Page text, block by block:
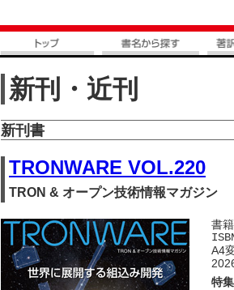
新刊・近刊
新刊書
TRONWARE VOL.220
TRON & オープン技術情報マガジン
書
A4
特集